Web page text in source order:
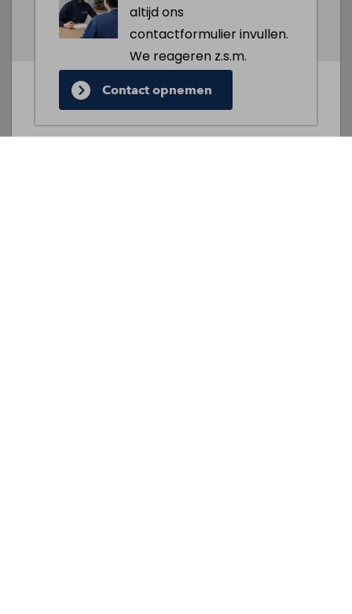
altijd ons
contactformulier invullen.
We reageren z.s.m.
Contact opnemen